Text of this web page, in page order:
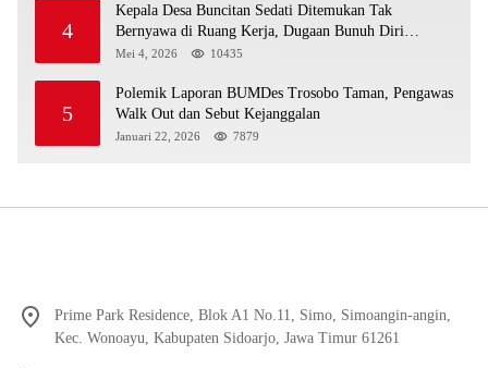
4
Kepala Desa Buncitan Sedati Ditemukan Tak
Bernyawa di Ruang Kerja, Dugaan Bunuh Diri
Menguat
Mei 4, 2026 10435
5
Polemik Laporan BUMDes Trosobo Taman, Pengawas
Walk Out dan Sebut Kejanggalan
Januari 22, 2026 7879
Prime Park Residence, Blok A1 No.11, Simo, Simoangin-angin,
Kec. Wonoayu, Kabupaten Sidoarjo, Jawa Timur 61261